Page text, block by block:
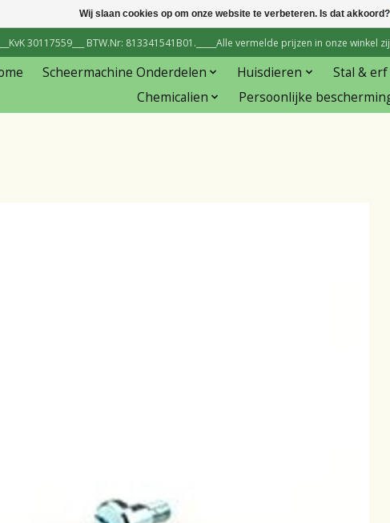
30117559___ BTW.Nr: 813341541B01._____Alle vermelde prijzen in onze winkel
Scheermachine Onderdelen Huisdieren Stal & erf
Chemicalien
Persoonlijke
Wij slaan cookies op om onze website te verbeteren. Is dat akkoord?